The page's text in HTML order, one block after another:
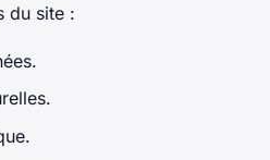
du site :